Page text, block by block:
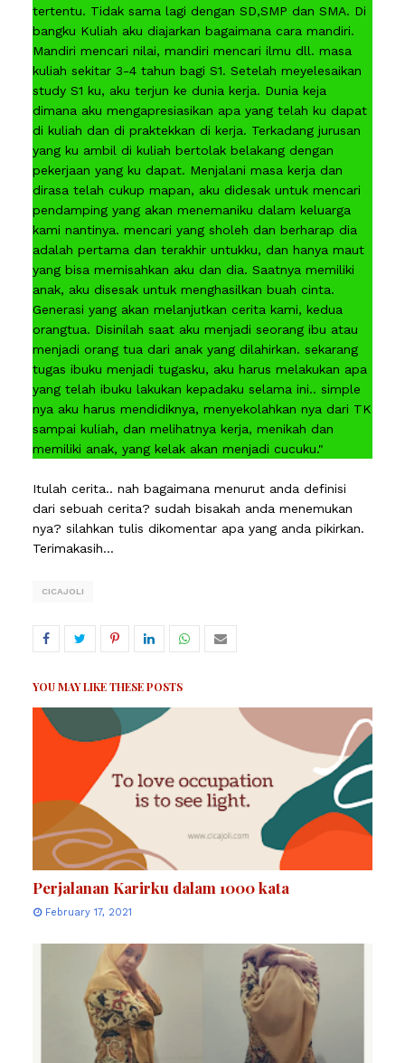
tertentu. Tidak sama lagi dengan SD,SMP dan SMA. Di
bangku Kuliah aku diajarkan bagaimana cara mandiri.
Mandiri mencari nilai, mandiri mencari ilmu dll. masa
kuliah sekitar 3-4 tahun bagi S1. Setelah meyelesaikan
study S1 ku, aku terjun ke dunia kerja. Dunia keja
dimana aku mengapresiasikan apa yang telah ku dapat
di kuliah dan di praktekkan di kerja. Terkadang jurusan
yang ku ambil di kuliah bertolak belakang dengan
pekerjaan yang ku dapat. Menjalani masa kerja dan
dirasa telah cukup mapan, aku didesak untuk mencari
pendamping yang akan menemaniku dalam keluarga
kami nantinya. mencari yang sholeh dan berharap dia
adalah pertama dan terakhir untukku, dan hanya maut
yang bisa memisahkan aku dan dia. Saatnya memiliki
anak, aku disesak untuk menghasilkan buah cinta.
Generasi yang akan melanjutkan cerita kami, kedua
orangtua. Disinilah saat aku menjadi seorang ibu atau
menjadi orang tua dari anak yang dilahirkan. sekarang
tugas ibuku menjadi tugasku, aku harus melakukan apa
yang telah ibuku lakukan kepadaku selama ini.. simple
nya aku harus mendidiknya, menyekolahkan nya dari TK
sampai kuliah, dan melihatnya kerja, menikah dan
memiliki anak, yang kelak akan menjadi cucuku."
Itulah cerita.. nah bagaimana menurut anda definisi
dari sebuah cerita? sudah bisakah anda menemukan
nya? silahkan tulis dikomentar apa yang anda pikirkan.
Terimakasih...
CICAJOLI
YOU MAY LIKE THESE POSTS
Perjalanan Karirku dalam 1000 kata
February 17, 2021